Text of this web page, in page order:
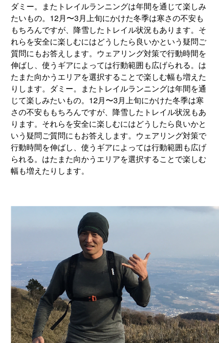
ダミー。またトレイルランニングは年間を通じて楽しみ
たいもの。12月〜3月上旬にかけた冬季は寒さの不安も
もちろんですが、降雪したトレイル状況もあります。そ
れらを安全に楽しむにはどうしたら良いかという疑問ご
質問にもお答えします。ウェアリング対策で行動時間を
伸ばし、使うギアによっては行動範囲も広げられる。は
たまた向かうエリアを選択することで楽しむ幅も増えた
りします。ダミー。またトレイルランニングは年間を通
じて楽しみたいもの。12月〜3月上旬にかけた冬季は寒
さの不安ももちろんですが、降雪したトレイル状況もあ
ります。それらを安全に楽しむにはどうしたら良いかと
いう疑問ご質問にもお答えします。ウェアリング対策で
行動時間を伸ばし、使うギアによっては行動範囲も広げ
られる。はたまた向かうエリアを選択することで楽しむ
幅も増えたりします。